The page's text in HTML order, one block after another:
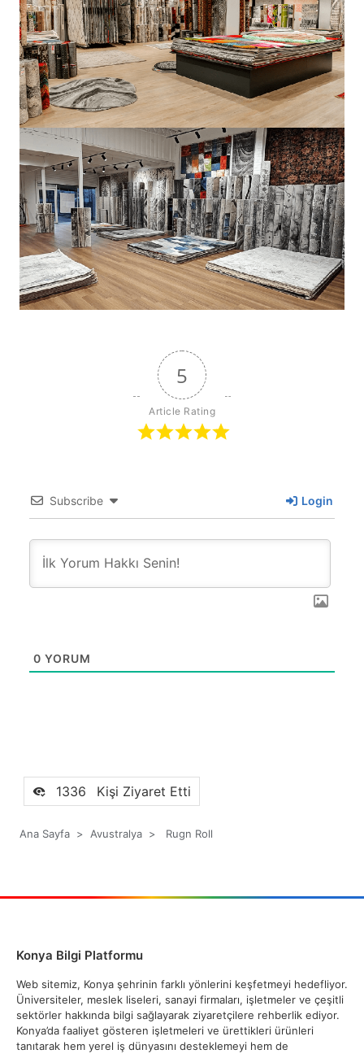
5
Article Rating
Subscribe Login
0 YORUM
1336 Kişi Ziyaret Etti
Ana Sayfa > Avustralya > Rugn Roll
Konya Bilgi Platformu
Web sitemiz, Konya şehrinin farklı yönlerini keşfetmeyi hedefliyor.
Üniversiteler, meslek liseleri, sanayi firmaları, işletmeler ve çeşitli
sektörler hakkında bilgi sağlayarak ziyaretçilere rehberlik ediyor.
Konya’da faaliyet gösteren işletmeleri ve ürettikleri ürünleri
tanıtarak hem yerel iş dünyasını desteklemeyi hem de